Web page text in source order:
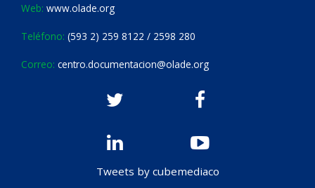
Web: www.olade.org
Teléfono: (593 2) 259 8122 / 2598 280
Correo: centro.documentacion@olade.org
Tweets by cubemediaco